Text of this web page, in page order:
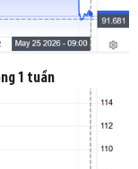
1 tuần